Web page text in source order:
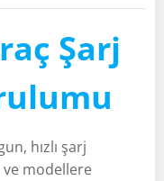
Şarj
hızlı şarj
modellere